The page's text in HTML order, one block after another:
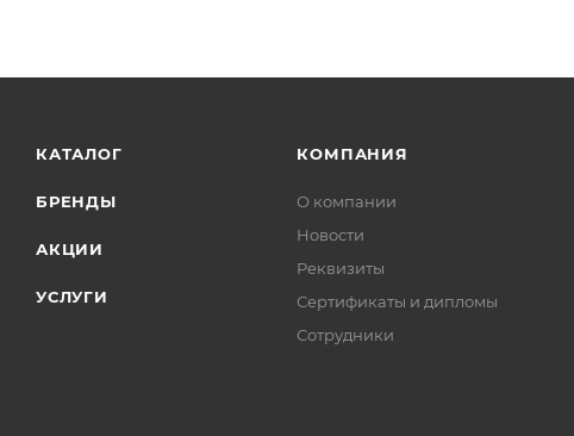
КАТАЛОГ
БРЕНДЫ
АКЦИИ
УСЛУГИ
КОМПАНИЯ
О компании
Новости
Реквизиты
Сертификаты и дипломы
Сотрудники